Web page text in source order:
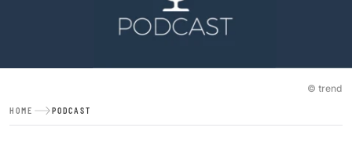
© trend
HOME PODCAST